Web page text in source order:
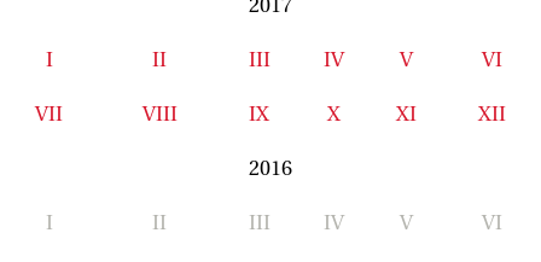
I II III IV V VI
VII VIII IX X XI XII
2016
I II III IV V VI